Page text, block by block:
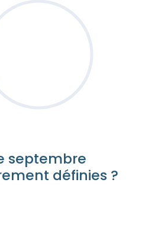
septembre
définies ?